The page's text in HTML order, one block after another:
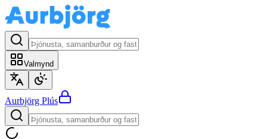
Valmynd
Aurbjörg Plús